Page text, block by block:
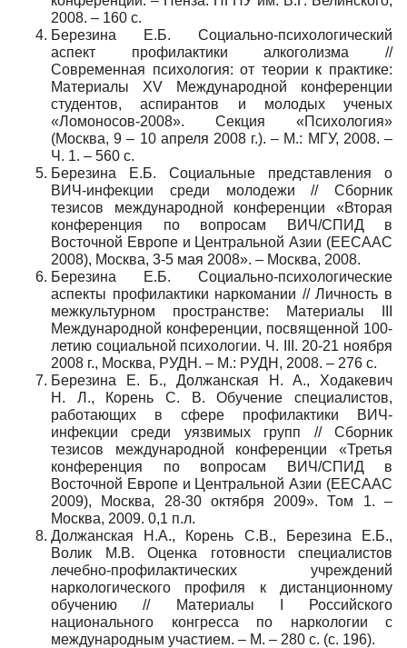
2008. – 160 с.
Березина Е.Б. Социально-психологический
аспект профилактики алкоголизма //
Современная психология: от теории к практике:
Материалы XV Международной конференции
студентов, аспирантов и молодых ученых
«Ломоносов-2008». Секция «Психология»
(Москва, 9 – 10 апреля 2008 г.). – М.: МГУ, 2008. –
Ч. 1. – 560 с.
Березина Е.Б. Социальные представления о
ВИЧ-инфекции среди молодежи // Сборник
тезисов международной конференции «Вторая
конференция по вопросам ВИЧ/СПИД в
Восточной Европе и Центральной Азии (EECAAC
2008), Москва, 3-5 мая 2008». – Москва, 2008.
Березина Е.Б. Социально-психологические
аспекты профилактики наркомании // Личность в
межкультурном пространстве: Материалы III
Международной конференции, посвященной 100-
летию социальной психологии. Ч. III. 20-21 ноября
2008 г., Москва, РУДН. – М.: РУДН, 2008. – 276 с.
Березина Е. Б., Должанская Н. А., Ходакевич
Н. Л., Корень С. В. Обучение специалистов,
работающих в сфере профилактики ВИЧ-
инфекции среди уязвимых групп // Сборник
тезисов международной конференции «Третья
конференция по вопросам ВИЧ/СПИД в
Восточной Европе и Центральной Азии (EECAAC
2009), Москва, 28-30 октября 2009». Том 1. –
Москва, 2009. 0,1 п.л.
Должанская Н.А., Корень С.В., Березина Е.Б.,
Волик М.В. Оценка готовности специалистов
лечебно-профилактических учреждений
наркологического профиля к дистанционному
обучению // Материалы I Российского
национального конгресса по наркологии с
международным участием. – М. – 280 с. (с. 196).